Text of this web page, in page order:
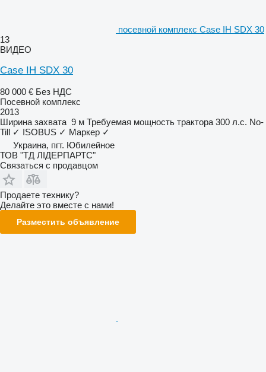
посевной комплекс Case IH SDX 30
13
ВИДЕО
Case IH SDX 30
80 000 € Без НДС
Посевной комплекс
2013
Ширина захвата 9 м Требуемая мощность трактора 300 л.с. No-
Till ✓ ISOBUS ✓ Маркер ✓
Украина, пгт. Юбилейное
ТОВ "ТД ЛІДЕРПАРТС"
Связаться с продавцом
Продаете технику?
Делайте это вместе с нами!
Разместить объявление